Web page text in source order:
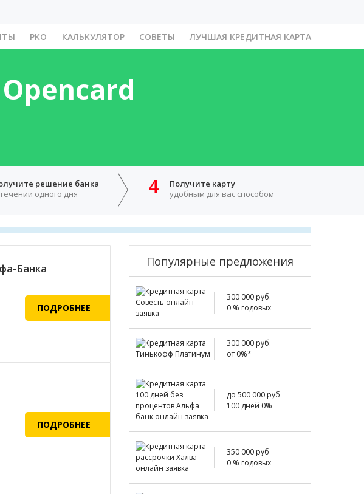
РКО КАЛЬКУЛЯТОР СОВЕТЫ ЛУЧШАЯ КРЕДИТНАЯ КАРТА
решение банка
одного дня
4
Получите карту
удобным для вас способом
Банка
ПОДРОБНЕЕ
ПОДРОБНЕЕ
Популярные предложения
300 000 руб.
0 % годовых
300 000 руб.
от 0%*
до 500 000 руб
100 дней 0%
350 000 руб
0 % годовых